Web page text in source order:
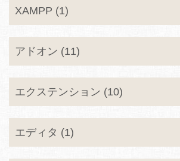
XAMPP (1)
アドオン (11)
エクステンション (10)
エディタ (1)